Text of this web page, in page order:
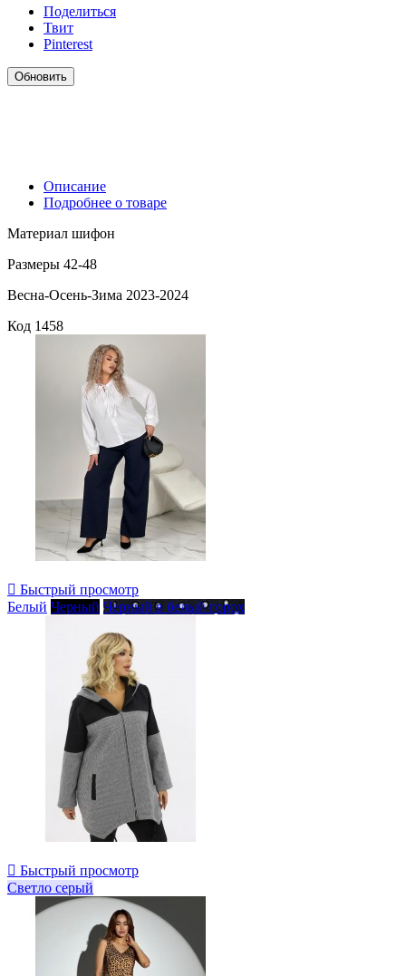
Поделиться
Твит
Pinterest
Описание
Подробнее о товаре
Материал шифон
Размеры 42-48
Весна-Осень-Зима 2023-2024
Код 1458
 Быстрый просмотр
Белый Черный Черный в белый горох
 Быстрый просмотр
Светло серый